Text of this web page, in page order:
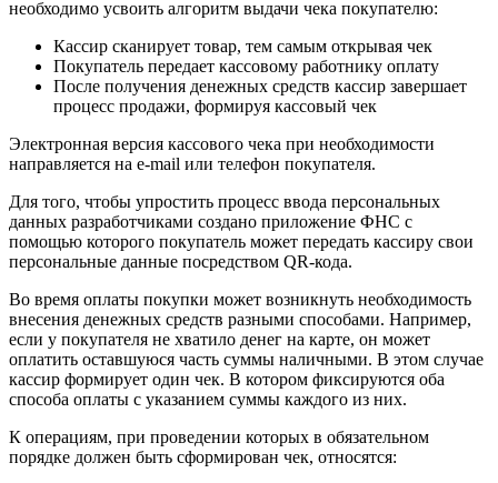
необходимо усвоить алгоритм выдачи чека покупателю:
Кассир сканирует товар, тем самым открывая чек
Покупатель передает кассовому работнику оплату
После получения денежных средств кассир завершает
процесс продажи, формируя кассовый чек
Электронная версия кассового чека при необходимости
направляется на e-mail или телефон покупателя.
Для того, чтобы упростить процесс ввода персональных
данных разработчиками создано приложение ФНС с
помощью которого покупатель может передать кассиру свои
персональные данные посредством QR-кода.
Во время оплаты покупки может возникнуть необходимость
внесения денежных средств разными способами. Например,
если у покупателя не хватило денег на карте, он может
оплатить оставшуюся часть суммы наличными. В этом случае
кассир формирует один чек. В котором фиксируются оба
способа оплаты с указанием суммы каждого из них.
К операциям, при проведении которых в обязательном
порядке должен быть сформирован чек, относятся: